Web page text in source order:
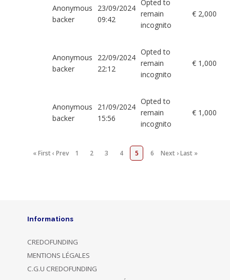
Anonymous
backer
23/09/2024
09:42
Opted to
remain
incognito
€ 2,000
Anonymous
backer
22/09/2024
22:12
Opted to
remain
incognito
€ 1,000
Anonymous
backer
21/09/2024
15:56
Opted to
remain
incognito
€ 1,000
« First ‹ Prev 1 2 3 4 5 6 Next › Last »
Informations
CREDOFUNDING
MENTIONS LÉGALES
C.G.U CREDOFUNDING